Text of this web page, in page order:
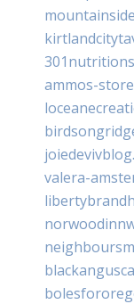
ammos-
valera-